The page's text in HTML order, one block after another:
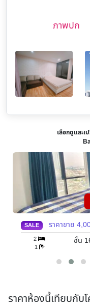
ภาพปก
เลือกดูและเ
SALE ร
Studio
ราคาห้องนี้เทียบกับ